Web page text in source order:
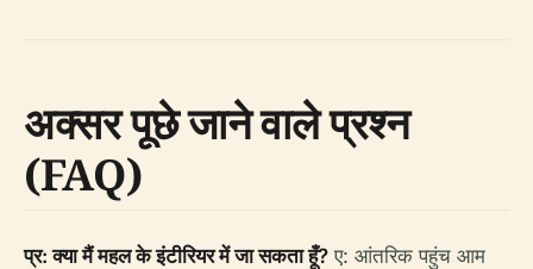
अक्सर पूछे जाने वाले प्रश्न
(FAQ)
प्र: क्या मैं महल के इंटीरियर में जा सकता हूँ? ए: आंतरिक पहुंच आम